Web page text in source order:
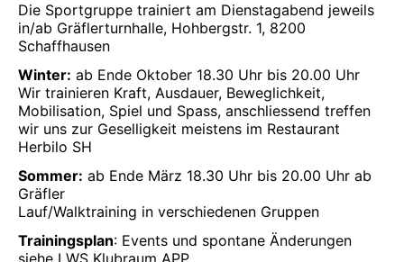
Die Sportgruppe trainiert am Dienstagabend jeweils
in/ab Gräflerturnhalle, Hohbergstr. 1, 8200
Schaffhausen
Winter: ab Ende Oktober 18.30 Uhr bis 20.00 Uhr
Wir trainieren Kraft, Ausdauer, Beweglichkeit,
Mobilisation, Spiel und Spass, anschliessend treffen
wir uns zur Geselligkeit meistens im Restaurant
Herbilo SH
Sommer: ab Ende März 18.30 Uhr bis 20.00 Uhr ab
Gräfler
Lauf/Walktraining in verschiedenen Gruppen
Trainingsplan: Events und spontane Änderungen
siehe LWS Klubraum APP